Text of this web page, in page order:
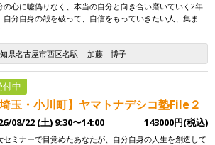
の心に嘘偽りなく、本当の自分と向き合い磨いていく2年
自分自身の殻を破って、自信をもっていきたい人、集ま
県名古屋市西区名駅 加藤 博子
付中
埼玉・小川町】ヤマトナデシコ塾File２
08/22 (土) 9:30〜14:00 143000円(税込)
セミナーで目覚めたあなたが、自分自身の人生を創造して